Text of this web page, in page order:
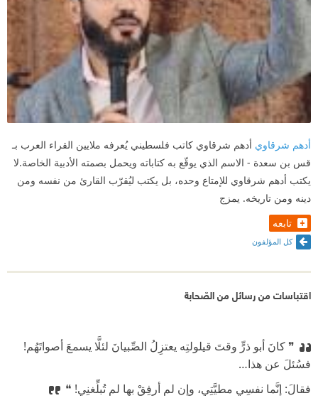
أدهم شرقاوي أدهم شرقاوي كاتب فلسطيني يُعرفه ملايين القراء العرب بـ
قس بن سعدة - الاسم الذي يوقّع به كتاباته ويحمل بصمته الأدبية الخاصة.لا
يكتب أدهم شرقاوي للإمتاع وحده، بل يكتب ليُقرّب القارئ من نفسه ومن
دينه ومن تاريخه. يمزج
تابعه
كل المؤلفون
اقتباسات من رسائل من الصّحابة
❞ كانَ أبو ذرٍّ وقتَ قيلولتِه يعتزِلُ الصِّبيانَ لئلَّا يسمعَ أصواتَهُم!
⁠‫فسُئلَ عن هذا…
⁠‫فقالَ: إنَّما نفسِي مطيَّتِي، وإن لم أرفِقْ بها لم تُبلِّغنِي! ❝